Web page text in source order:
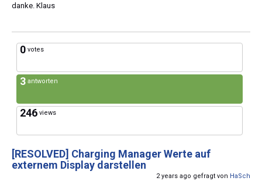
danke. Klaus
0 votes
3 antworten
246 views
[RESOLVED] Charging Manager Werte auf
externem Display darstellen
2 years ago gefragt von HaSch